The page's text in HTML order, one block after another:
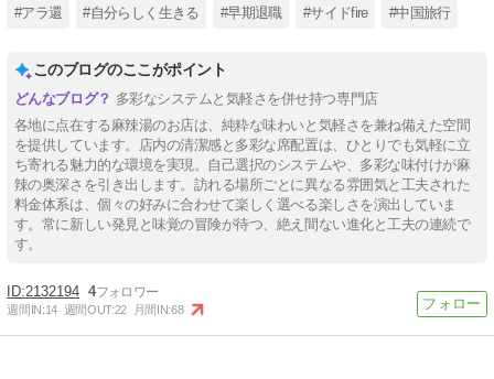
#アラ還 #自分らしく生きる #早期退職 #サイドfire #中国旅行
このブログのここがポイント
多彩なシステムと気軽さを併せ持つ専門店
各地に点在する麻辣湯のお店は、純粋な味わいと気軽さを兼ね備えた空間
を提供しています。店内の清潔感と多彩な席配置は、ひとりでも気軽に立
ち寄れる魅力的な環境を実現。自己選択のシステムや、多彩な味付けが麻
辣の奥深さを引き出します。訪れる場所ごとに異なる雰囲気と工夫された
料金体系は、個々の好みに合わせて楽しく選べる楽しさを演出していま
す。常に新しい発見と味覚の冒険が待つ、絶え間ない進化と工夫の連続で
す。
2132194 4
週間IN:14 週間OUT:22 月間IN:68